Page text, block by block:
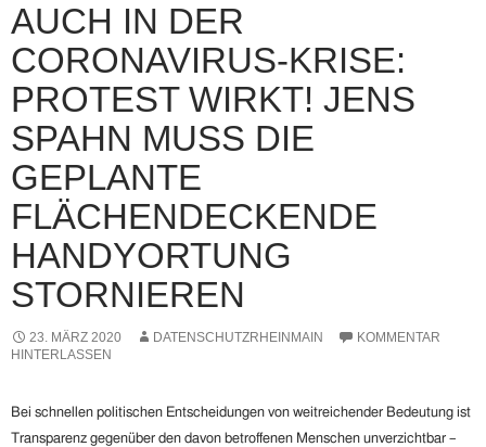
AUCH IN DER
CORONAVIRUS-KRISE:
PROTEST WIRKT! JENS
SPAHN MUSS DIE
GEPLANTE
FLÄCHENDECKENDE
HANDYORTUNG
STORNIEREN
23. MÄRZ 2020 DATENSCHUTZRHEINMAIN
KOMMENTAR
HINTERLASSEN
Bei schnellen politischen Entscheidungen von weitreichender Bedeutung ist
Transparenz gegenüber den davon betroffenen Menschen unverzichtbar –